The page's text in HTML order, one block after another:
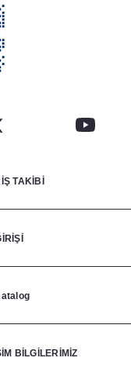
TAKİBİ
BİLGİLERİMİZ